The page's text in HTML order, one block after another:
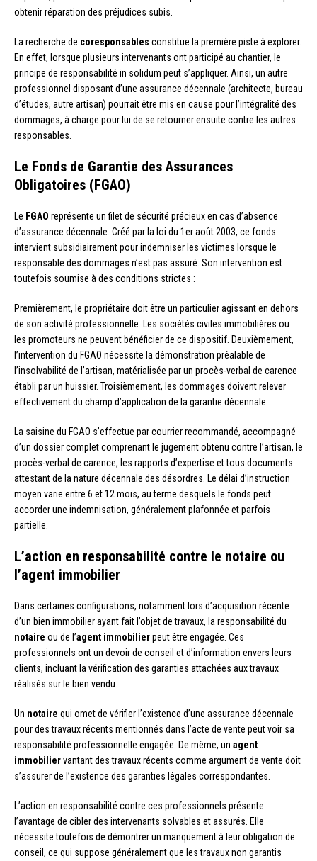
obtenir réparation des préjudices subis.
La recherche de coresponsables constitue la première piste à explorer.
En effet, lorsque plusieurs intervenants ont participé au chantier, le
principe de responsabilité in solidum peut s’appliquer. Ainsi, un autre
professionnel disposant d’une assurance décennale (architecte, bureau
d’études, autre artisan) pourrait être mis en cause pour l’intégralité des
dommages, à charge pour lui de se retourner ensuite contre les autres
responsables.
Le Fonds de Garantie des Assurances
Obligatoires (FGAO)
Le FGAO représente un filet de sécurité précieux en cas d’absence
d’assurance décennale. Créé par la loi du 1er août 2003, ce fonds
intervient subsidiairement pour indemniser les victimes lorsque le
responsable des dommages n’est pas assuré. Son intervention est
toutefois soumise à des conditions strictes :
Premièrement, le propriétaire doit être un particulier agissant en dehors
de son activité professionnelle. Les sociétés civiles immobilières ou
les promoteurs ne peuvent bénéficier de ce dispositif. Deuxièmement,
l’intervention du FGAO nécessite la démonstration préalable de
l’insolvabilité de l’artisan, matérialisée par un procès-verbal de carence
établi par un huissier. Troisièmement, les dommages doivent relever
effectivement du champ d’application de la garantie décennale.
La saisine du FGAO s’effectue par courrier recommandé, accompagné
d’un dossier complet comprenant le jugement obtenu contre l’artisan, le
procès-verbal de carence, les rapports d’expertise et tous documents
attestant de la nature décennale des désordres. Le délai d’instruction
moyen varie entre 6 et 12 mois, au terme desquels le fonds peut
accorder une indemnisation, généralement plafonnée et parfois
partielle.
L’action en responsabilité contre le notaire ou
l’agent immobilier
Dans certaines configurations, notamment lors d’acquisition récente
d’un bien immobilier ayant fait l’objet de travaux, la responsabilité du
notaire ou de l’agent immobilierpeut être engagée. Ces
professionnels ont un devoir de conseil et d’information envers leurs
clients, incluant la vérification des garanties attachées aux travaux
réalisés sur le bien vendu.
Un notaire qui omet de vérifier l’existence d’une assurance décennale
pour des travaux récents mentionnés dans l’acte de vente peut voir sa
responsabilité professionnelle engagée. De même, un agent
immobiliervantant des travaux récents comme argument de vente doit
s’assurer de l’existence des garanties légales correspondantes.
L’action en responsabilité contre ces professionnels présente
l’avantage de cibler des intervenants solvables et assurés. Elle
nécessite toutefois de démontrer un manquement à leur obligation de
conseil, ce qui suppose généralement que les travaux non garantis